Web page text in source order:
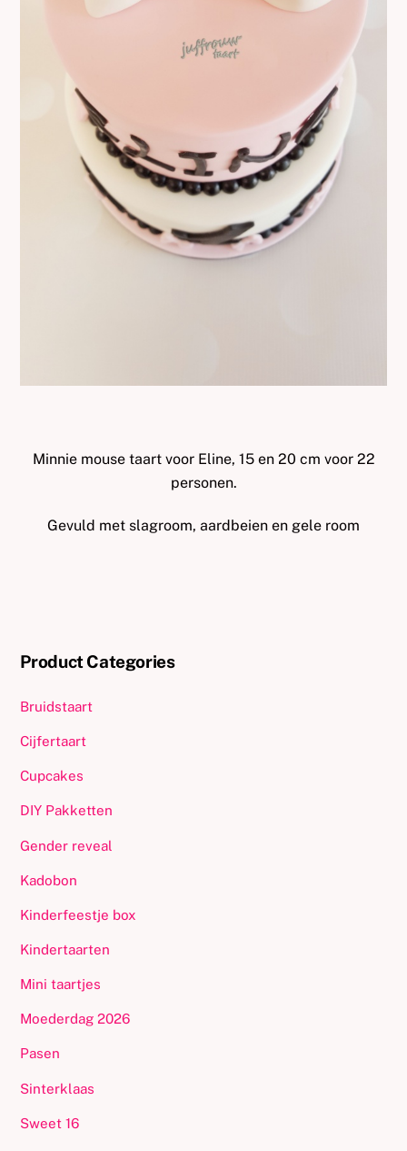
Minnie mouse taart voor Eline, 15 en 20 cm voor 22
personen.
Gevuld met slagroom, aardbeien en gele room
Product Categories
Bruidstaart
Cijfertaart
Cupcakes
DIY Pakketten
Gender reveal
Kadobon
Kinderfeestje box
Kindertaarten
Mini taartjes
Moederdag 2026
Pasen
Sinterklaas
Sweet 16